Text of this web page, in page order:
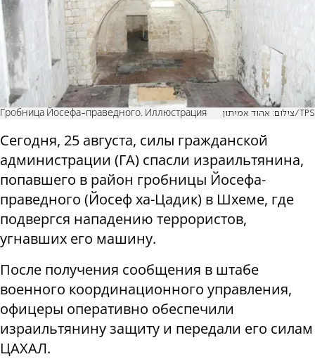
Гробница Йосефа-праведного. Иллюстрация צילום: אהוד אמיתון/TPS
Сегодня, 25 августа, силы гражданской
администрации (ГА) спасли израильтянина,
попавшего в район гробницы Йосефа-
праведного (Йосеф ха-Цадик) в Шхеме, где
подвергся нападению террористов,
угнавших его машину.
После получения сообщения в штабе
военного координационного управления,
офицеры оперативно обеспечили
израильтянину защиту и передали его силам
ЦАХАЛ.